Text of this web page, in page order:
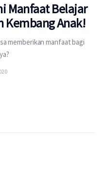
Manfaat Belajar
Kembang Anak!
memberikan manfaat bagi